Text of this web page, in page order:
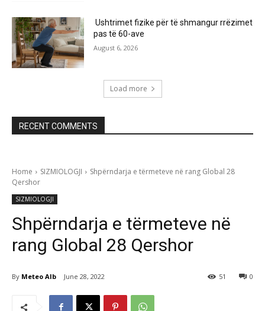
Ushtrimet fizike për të shmangur rrëzimet
pas të 60-ave
August 6, 2026
Load more
RECENT COMMENTS